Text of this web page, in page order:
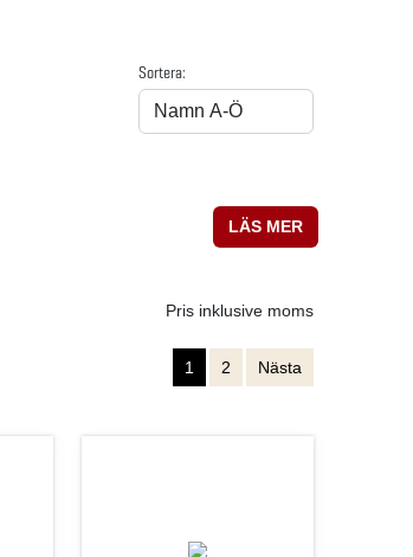
Sortera:
LÄS MER
Pris inklusive moms
1 2 Nästa